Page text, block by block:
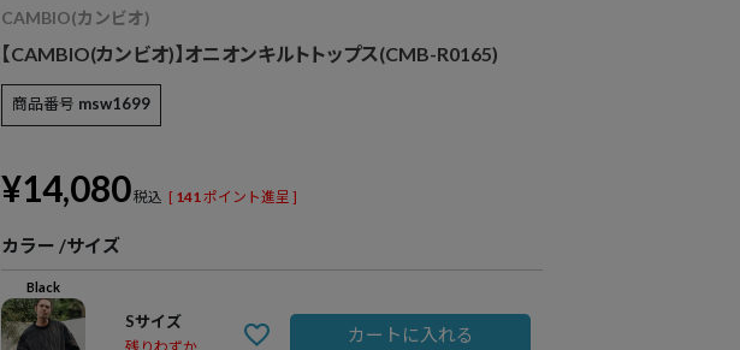
CAMBIO(カンビオ)
【CAMBIO(カンビオ)】オニオンキルトトップス(CMB-R0165)
商品番号 msw1699
¥14,080税込 [ 141ポイント進呈 ]
カラー サイズ
Black
Sサイズ
カートに入れる